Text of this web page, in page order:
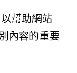
幫助網站
內容的重要